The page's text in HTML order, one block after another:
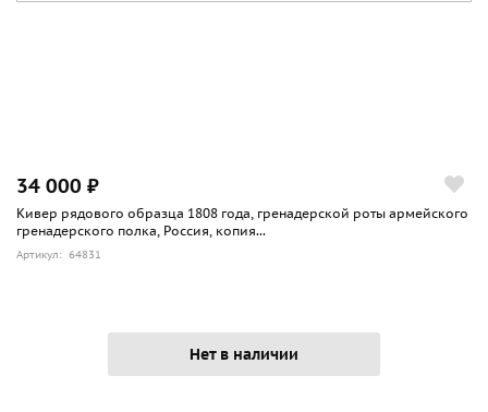
34 000 ₽
Кивер рядового образца 1808 года, гренадерской роты армейского
гренадерского полка, Россия, копия...
Артикул: 64831
Нет в наличии